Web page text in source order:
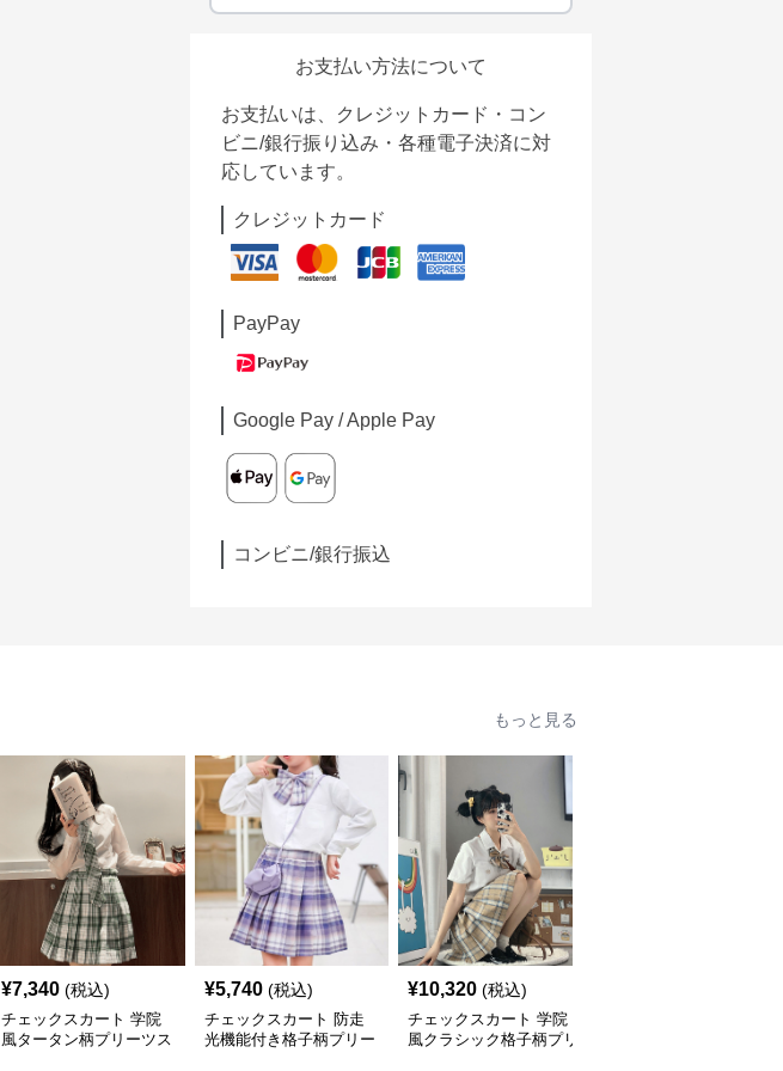
お支払い方法について
お支払いは、クレジットカード・コン
ビニ/銀行振り込み・各種電子決済に対
応しています。
クレジットカード
PayPay
Google Pay / Apple Pay
コンビニ/銀行振込
もっと見る
¥7,340 (税込)
チェックスカート 学院
風タータン柄プリーツス
¥5,740 (税込)
チェックスカート 防走
光機能付き格子柄プリー
¥10,320 (税込)
チェックスカート 学院
風クラシック格子柄プリ